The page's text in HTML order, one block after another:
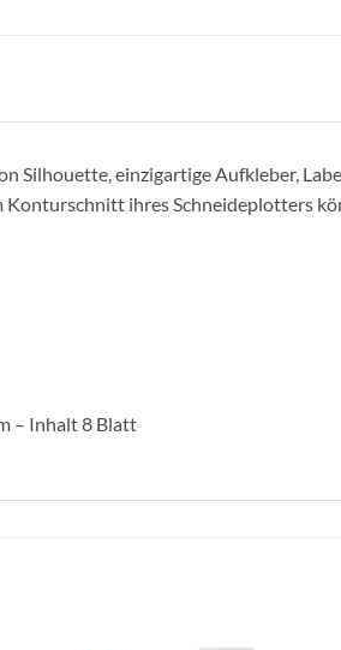
Silhouette, einzigartige Aufkleber,
ihres Schneideplotters
– Inhalt 8 Blatt